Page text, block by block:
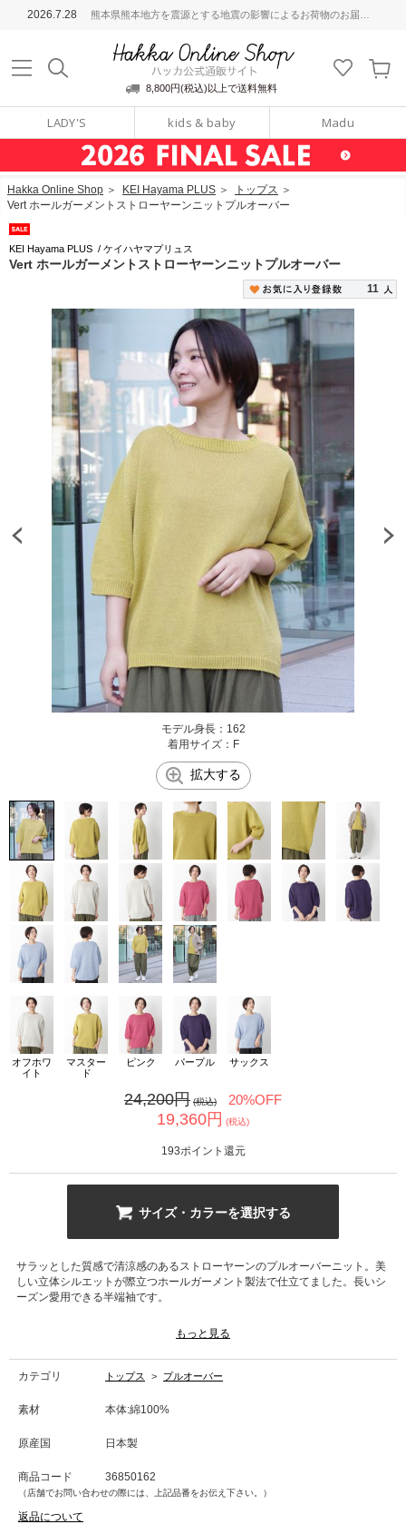
2026.7.28 熊本県熊本地方を震源とする地震の影響によるお荷物のお届けについて
8,800円(税込)以上で送料無料
LADY'S kids & baby Madu
通販サイト
販サイト
Hakka Online Shop ＞ KEI Hayama PLUS ＞ トップス ＞
Vert ホールガーメントストローヤーンニットプルオーバー
KEI Hayama PLUS / ケイハヤマプリュス
Vert ホールガーメントストローヤーンニットプルオーバー
11
モデル身長：162
着用サイズ：F
拡大する
オフホワ
イト
マスター
ド
ピンク パープル サックス
24,200円 (税込) 20%OFF
19,360円 (税込)
193ポイント還元
サイズ・カラーを選択する
サラッとした質感で清涼感のあるストローヤーンのプルオーバーニット。美
しい立体シルエットが際立つホールガーメント製法で仕立てました。長いシ
ーズン愛用できる半端袖です。
もっと見る
カテゴリ トップス > プルオーバー
素材 本体:綿100%
原産国 日本製
商品コード 36850162
（店舗でお問い合わせの際には、上記品番をお伝え下さい。）
返品について